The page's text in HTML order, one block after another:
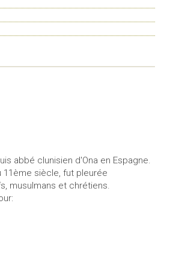
abbé clunisien d'Ona en Espagne.
11ème siècle, fut pleurée
musulmans et chrétiens.